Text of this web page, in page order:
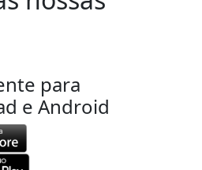
para
e Android